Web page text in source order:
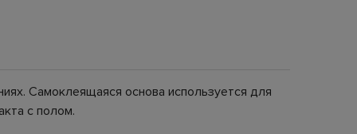
Самоклеящаяся основа используется для
с полом.